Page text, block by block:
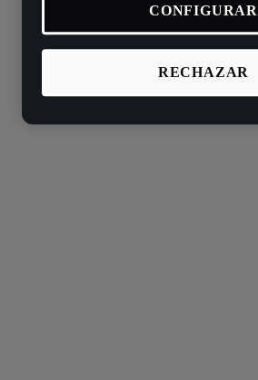
RECHAZAR
CONFIGURAR